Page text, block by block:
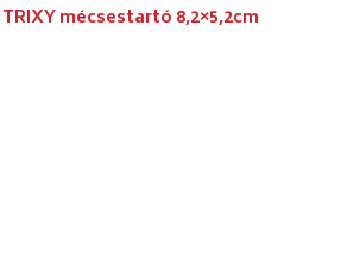
TRIXY mécsestartó 8,2×5,2cm